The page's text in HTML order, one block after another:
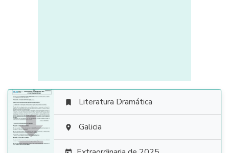

 Literatura Dramática
 Galicia